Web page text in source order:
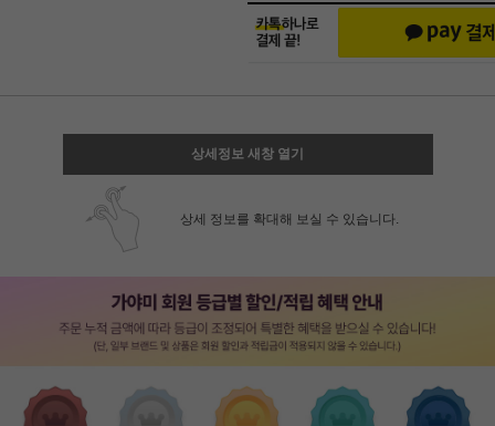
상세정보 새창 열기
상세 정보를 확대해 보실 수 있습니다.